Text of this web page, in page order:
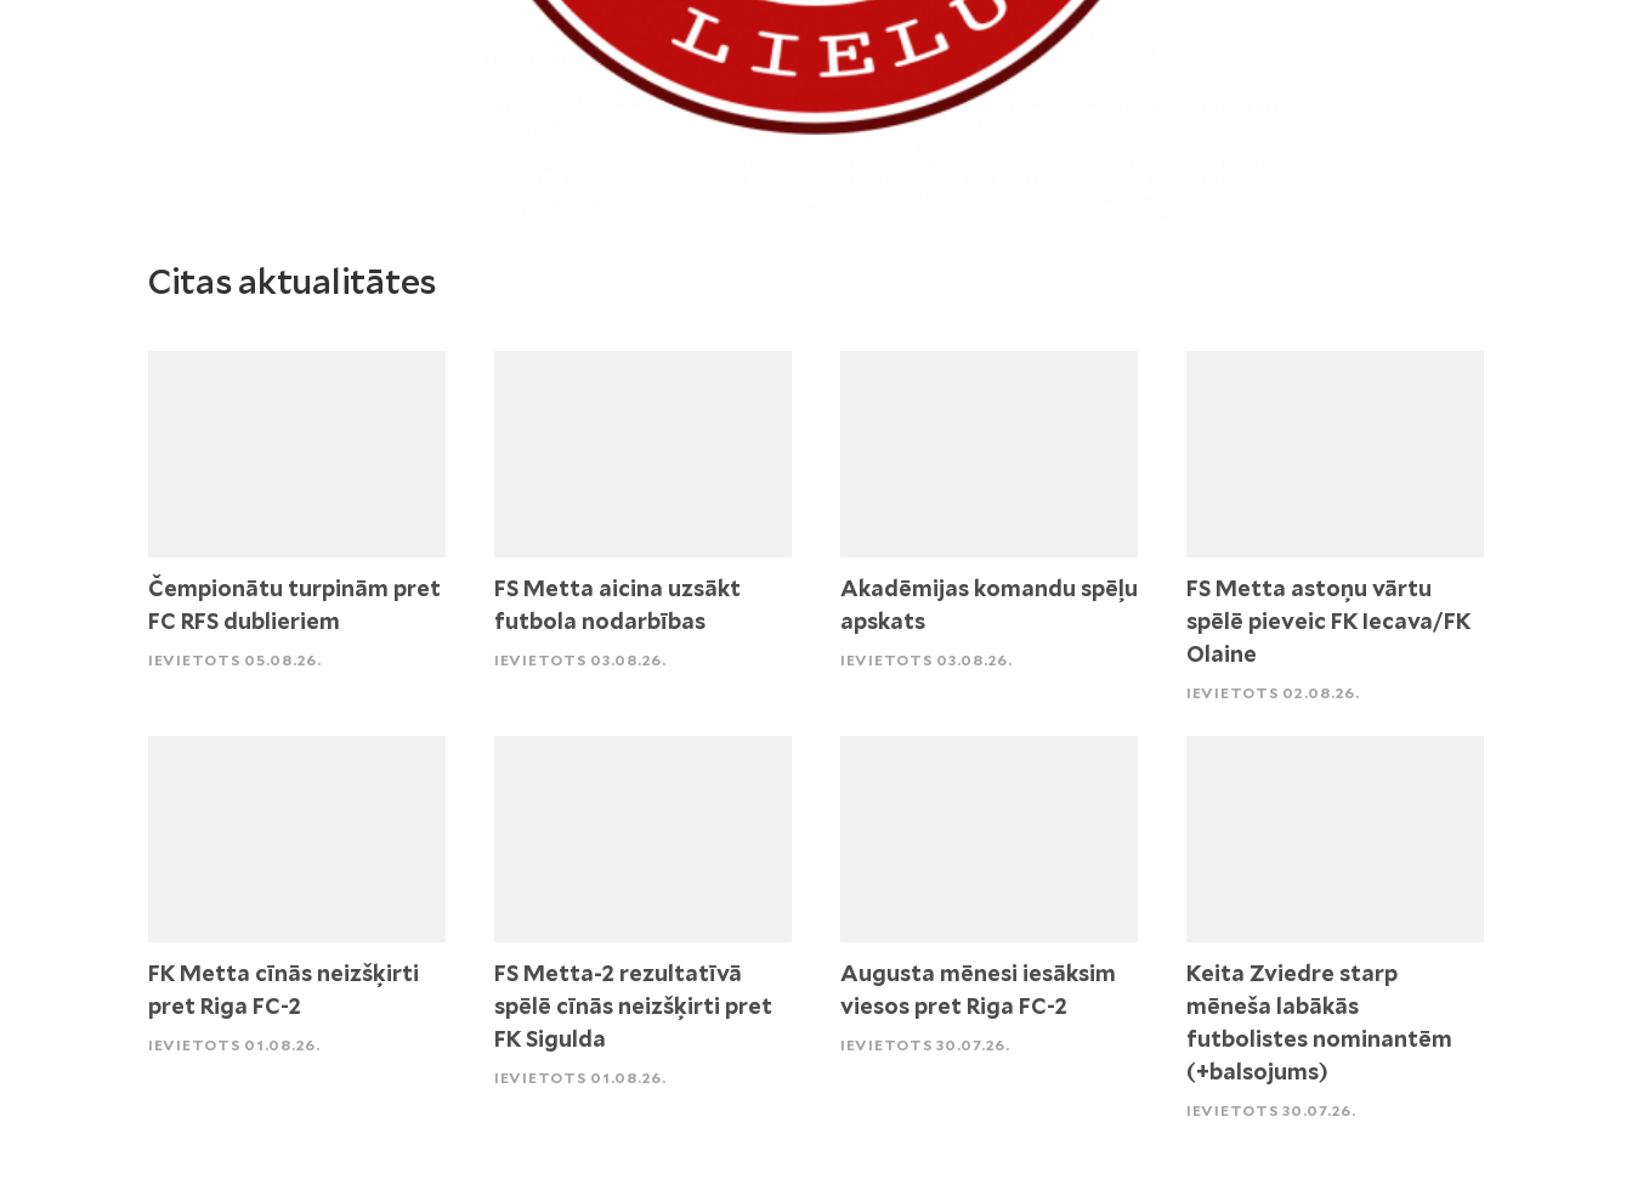
Citas aktualitātes
Čempionātu turpinām pret
FC RFS dublieriem
IEVIETOTS 05.08.26.
FS Metta aicina uzsākt
futbola nodarbības
IEVIETOTS 03.08.26.
Akadēmijas komandu spēļu
apskats
IEVIETOTS 03.08.26.
FS Metta astoņu vārtu
spēlē pieveic FK Iecava/FK
Olaine
IEVIETOTS 02.08.26.
FK Metta cīnās neizšķirti
pret Riga FC-2
IEVIETOTS 01.08.26.
FS Metta-2 rezultatīvā
spēlē cīnās neizšķirti pret
FK Sigulda
IEVIETOTS 01.08.26.
Augusta mēnesi iesāksim
viesos pret Riga FC-2
IEVIETOTS 30.07.26.
Keita Zviedre starp
mēneša labākās
futbolistes nominantēm
(+balsojums)
IEVIETOTS 30.07.26.